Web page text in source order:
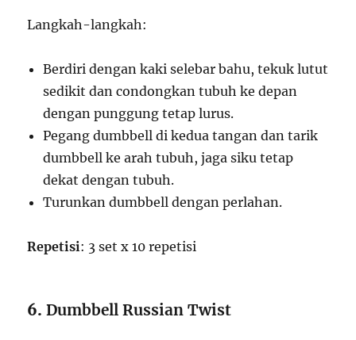
Langkah-langkah:
Berdiri dengan kaki selebar bahu, tekuk lutut
sedikit dan condongkan tubuh ke depan
dengan punggung tetap lurus.
Pegang dumbbell di kedua tangan dan tarik
dumbbell ke arah tubuh, jaga siku tetap
dekat dengan tubuh.
Turunkan dumbbell dengan perlahan.
Repetisi: 3 set x 10 repetisi
6.Dumbbell Russian Twist